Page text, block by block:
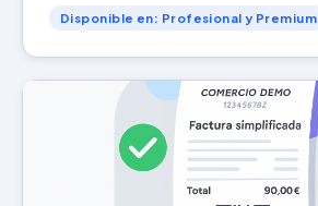
Disponible en: Profesional y Premium